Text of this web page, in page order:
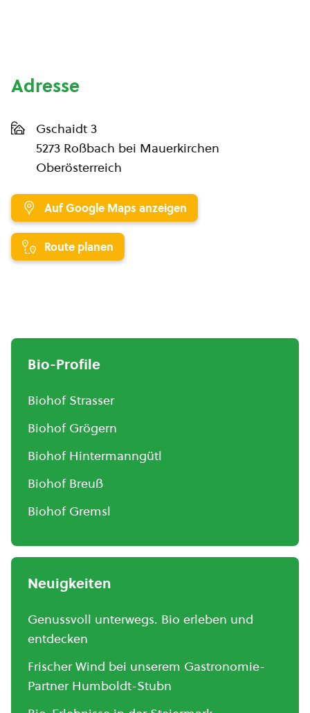
Adresse
Gschaidt 3
5273 Roßbach bei Mauerkirchen
Oberösterreich
Auf Google Maps anzeigen
Route planen
Bio-Profile
Biohof Strasser
Biohof Grögern
Biohof Hintermanngütl
Biohof Breuß
Biohof Gremsl
Neuigkeiten
Genussvoll unterwegs. Bio erleben und
entdecken
Frischer Wind bei unserem Gastronomie-
Partner Humboldt-Stubn